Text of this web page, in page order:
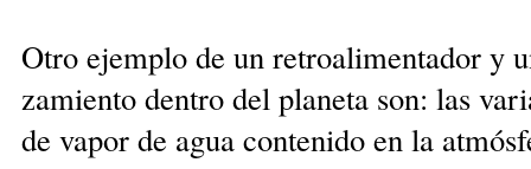
Otro ejemplo de un retroalimentador y
zamiento dentro del planeta son: las
de vapor de agua contenido en la